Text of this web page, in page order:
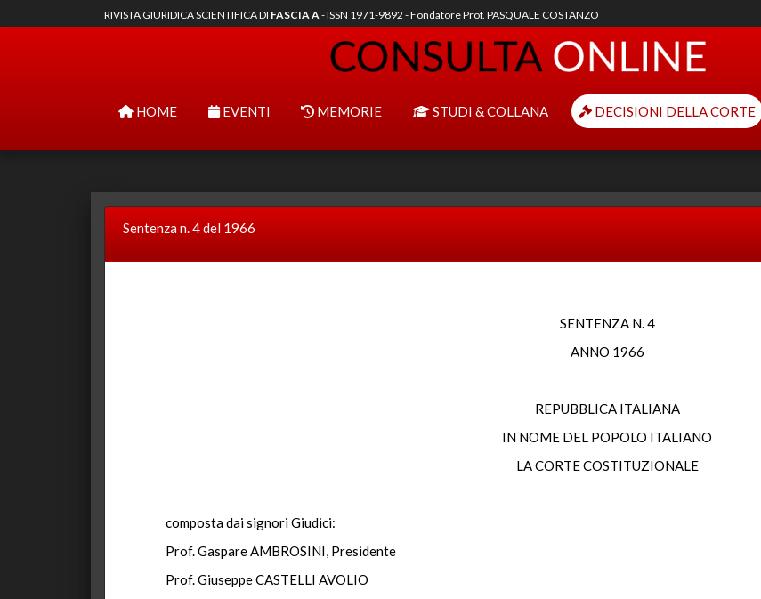
RIVISTA GIURIDICA SCIENTIFICA DI FASCIA A- ISSN 1971-9892 - Fondatore Prof. PASQUALE COSTANZO
HOME EVENTI MEMORIE STUDI & COLLANA DECISIONI DELLA CORTE
Sentenza n. 4 del 1966
SENTENZA N. 4
ANNO 1966
REPUBBLICA ITALIANA
IN NOME DEL POPOLO ITALIANO
LA CORTE COSTITUZIONALE
composta dai signori Giudici:
Prof. Gaspare AMBROSINI, Presidente
Prof. Giuseppe CASTELLI AVOLIO